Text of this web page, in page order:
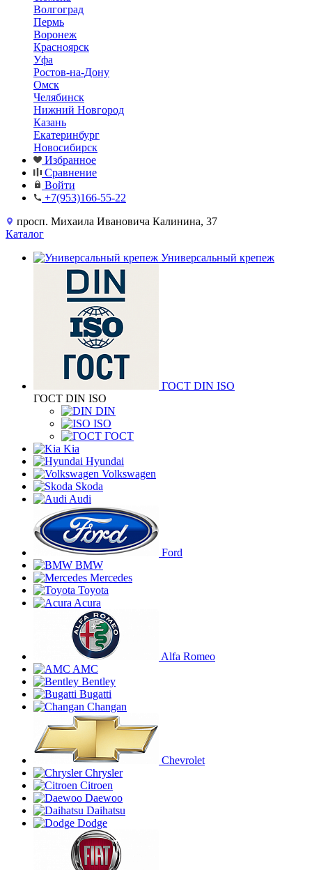
Волгоград
Пермь
Воронеж
Красноярск
Уфа
Ростов-на-Дону
Омск
Челябинск
Нижний Новгород
Казань
Екатеринбург
Новосибирск
Избранное
Сравнение
Войти
+7(953)166-55-22
просп. Михаила Ивановича Калинина, 37
Каталог
Универсальный крепеж
ГОСТ DIN ISO
ГОСТ DIN ISO
DIN
ISO
ГОСТ
Kia
Hyundai
Volkswagen
Skoda
Audi
Ford
BMW
Mercedes
Toyota
Acura
Alfa Romeo
AMC
Bentley
Bugatti
Changan
Chevrolet
Chrysler
Citroen
Daewoo
Daihatsu
Dodge